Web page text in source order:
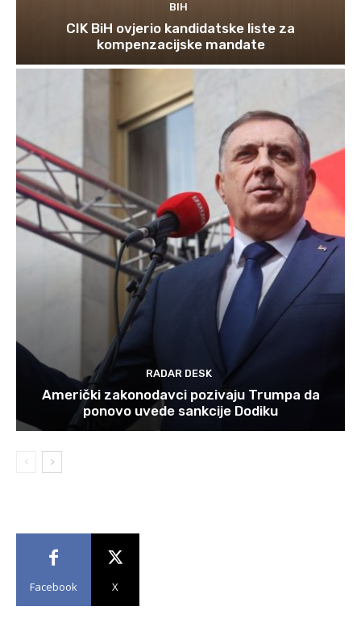
BIH
CIK BiH ovjerio kandidatske liste za
kompenzacijske mandate
RADAR DESK
Američki zakonodavci pozivaju Trumpa da
ponovo uvede sankcije Dodiku
Facebook X